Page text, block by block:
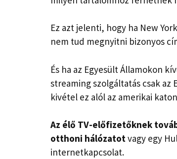
Ez azt jelenti, hogy ha New
nem tud megnyitni bizonyos
És ha az Egyesült Államokon
streaming szolgáltatás csak az
kivétel ez alól az amerikai
Az élő TV-előfizetőknek
otthoni hálózatotvagy egy
internetkapcsolat.